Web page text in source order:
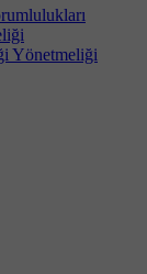
Yönetmeliği